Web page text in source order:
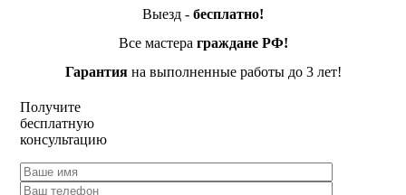
Выезд - бесплатно!
Все мастера граждане РФ!
Гарантияна выполненные работы до 3 лет!
Получите
бесплатную
консультацию